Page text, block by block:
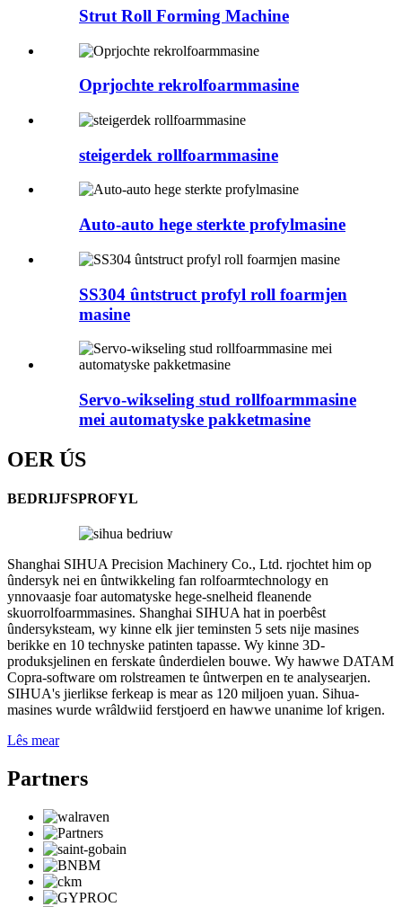
Strut Roll Forming Machine
Oprjochte rekrolfoarmmasine
steigerdek rollfoarmmasine
Auto-auto hege sterkte profylmasine
SS304 ûntstruct profyl roll foarmjen
masine
Servo-wikseling stud rollfoarmmasine
mei automatyske pakketmasine
OER ÚS
BEDRIJFSPROFYL
Shanghai SIHUA Precision Machinery Co., Ltd. rjochtet him op
ûndersyk nei en ûntwikkeling fan rolfoarmtechnology en
ynnovaasje foar automatyske hege-snelheid fleanende
skuorrolfoarmmasines. Shanghai SIHUA hat in poerbêst
ûndersyksteam, wy kinne elk jier teminsten 5 sets nije masines
berikke en 10 technyske patinten tapasse. Wy kinne 3D-
produksjelinen en ferskate ûnderdielen bouwe. Wy hawwe DATAM
Copra-software om rolstreamen te ûntwerpen en te analysearjen.
SIHUA's jierlikse ferkeap is mear as 120 miljoen yuan. Sihua-
masines wurde wrâldwiid ferstjoerd en hawwe unanime lof krigen.
Lês mear
Partners